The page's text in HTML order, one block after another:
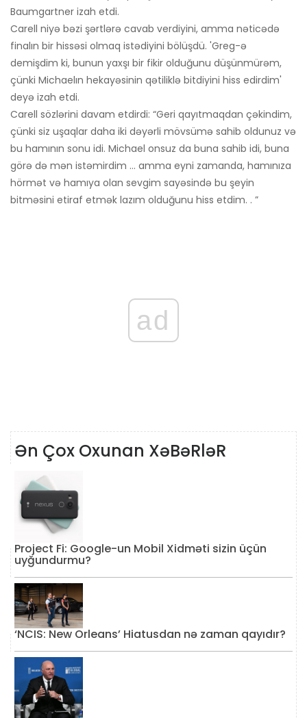
Baumgartner izah etdi.
Carell niyə bəzi şərtlərə cavab verdiyini, amma nəticədə
finalın bir hissəsi olmaq istədiyini bölüşdü. 'Greg-ə
demişdim ki, bunun yaxşı bir fikir olduğunu düşünmürəm,
çünki Michaelın hekayəsinin qətiliklə bitdiyini hiss edirdim'
deyə izah etdi.
Carell sözlərini davam etdirdi: “Geri qayıtmaqdan çəkindim,
çünki siz uşaqlar daha iki dəyərli mövsümə sahib oldunuz və
bu hamının sonu idi. Michael onsuz da buna sahib idi, buna
görə də mən istəmirdim ... amma eyni zamanda, hamınıza
hörmət və hamıya olan sevgim sayəsində bu şeyin
bitməsini etiraf etmək lazım olduğunu hiss etdim. . ”
ad
Ən Çox Oxunan XəBəRləR
Project Fi: Google-un Mobil Xidməti sizin üçün
uyğundurmu?
‘NCIS: New Orleans’ Hiatusdan nə zaman qayıdır?